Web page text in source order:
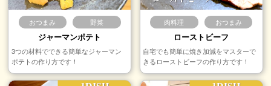
おつまみ 野菜
ジャーマンポテト
3つの材料でできる簡単なジャーマン
ポテトの作り方です！
肉料理 おつまみ
ローストビーフ
自宅でも簡単に焼き加減をマスターで
きるローストビーフの作り方です！